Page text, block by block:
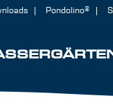
Pondolino®